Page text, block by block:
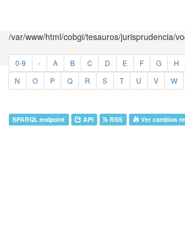
/var/www/html/cobgi/tesauros/jurisprudencia/
0-9 - A B C D E F G H
N
O P Q R S T U V W
SPARQL endpoint API RSS Ver cambios